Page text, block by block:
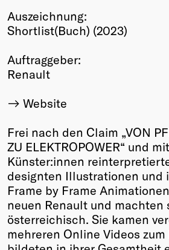
Winners
2026
Annual
Auszeichnung:
Shortlist(Buch) (2023)
Auftraggeber:
Renault
Website
Frei nach den Claim „VON
ZU ELEKTROPOWER“ und
Künster:innen
designten Illustrationen und
Frame by Frame
neuen Renault und machten
österreichisch. Sie kamen
mehreren Online Videos zum